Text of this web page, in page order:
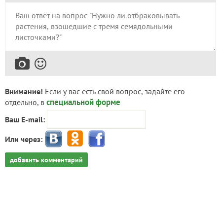
Внимание! Если у вас есть свой вопрос, задайте его
отдельно, в специальной форме
Ваш E-mail:
Или через:
добавить комментарий